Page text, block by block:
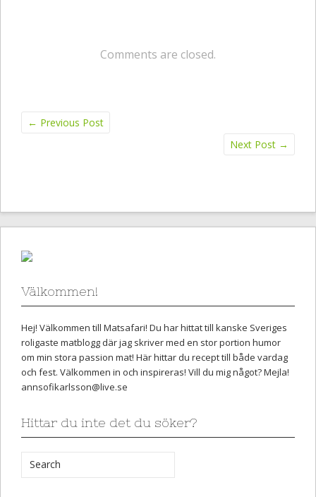
Comments are closed.
← Previous Post
Next Post →
Välkommen!
Hej! Välkommen till Matsafari! Du har hittat till kanske Sveriges
roligaste matblogg där jag skriver med en stor portion humor
om min stora passion mat! Här hittar du recept till både vardag
och fest. Välkommen in och inspireras! Vill du mig något? Mejla!
annsofikarlsson@live.se
Hittar du inte det du söker?